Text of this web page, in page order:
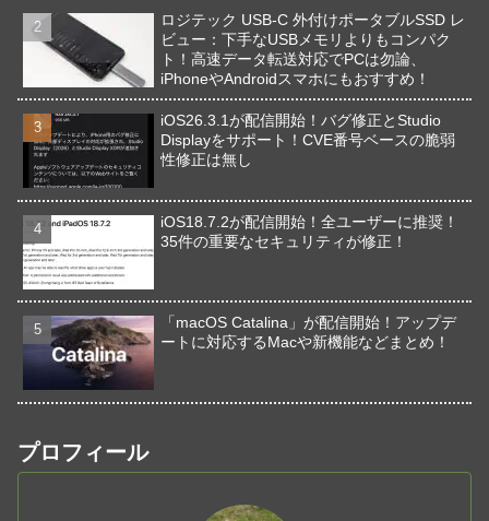
ロジテック USB-C 外付けポータブルSSD レ
ビュー：下手なUSBメモリよりもコンパク
ト！高速データ転送対応でPCは勿論、
iPhoneやAndroidスマホにもおすすめ！
iOS26.3.1が配信開始！バグ修正とStudio
Displayをサポート！CVE番号ベースの脆弱
性修正は無し
iOS18.7.2が配信開始！全ユーザーに推奨！
35件の重要なセキュリティが修正！
「macOS Catalina」が配信開始！アップデ
ートに対応するMacや新機能などまとめ！
プロフィール